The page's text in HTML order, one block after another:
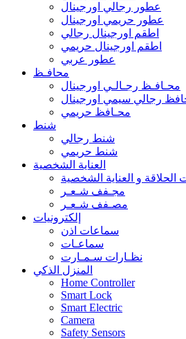
عطور رجالي اورجينال
عطور حريمي اورجينال
اطقم اورجينال رجالي
اطقم اورجينال حريمي
عطور عربي
محافـظ
محـافـظ رجـالـي اورجينال
رجالي سيمي اورجينال
محـافظ حريمي
شنط
شنط رجالي
شنط حريمي
العناية الشخصية
الحلاقة و العناية الشخصية
مجـفف شـعـر
مصـفف شـعـر
إلكترونيات
سماعات اذن
سماعـات
نظـارات سـمـارت
المنزل الذكي
Home Controller
Smart Lock
Smart Electric
Camera
Safety Sensors